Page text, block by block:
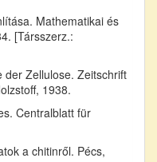
Mathematikai és
[Társszerz.:
der Zellulose. Zeitschrift
1938.
Centralblatt für
a chitinről. Pécs,